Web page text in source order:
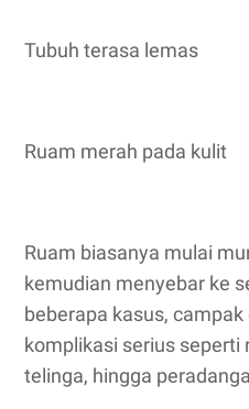
Tubuh terasa lemas
Ruam merah pada kulit
Ruam biasanya mulai
kemudian menyebar ke
beberapa kasus,
komplikasi serius seperti
telinga, hingga